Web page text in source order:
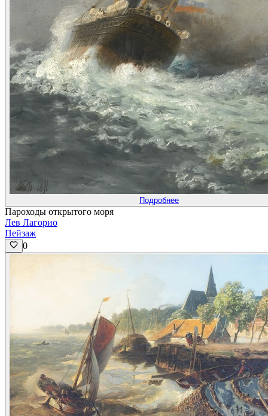
Подробнее
Пароходы открытого моря
Лев Лагорио
Пейзаж
0